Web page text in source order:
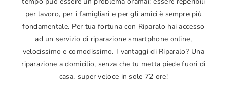
per lavoro, per i famigliari e per gli amici è sempre più
fondamentale. Per tua fortuna con Riparalo hai accesso
ad un servizio di riparazione smartphone online,
velocissimo e comodissimo. I vantaggi di Riparalo? Una
riparazione a domicilio, senza che tu metta piede fuori di
casa, super veloce in sole 72 ore!